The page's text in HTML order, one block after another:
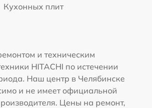
Кухонных плит
и техническим
HITACHI по истечении
Наш центр в Челябинске
и не имеет официальной
Цены на ремонт,